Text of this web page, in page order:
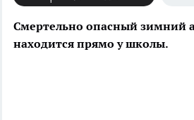
Смертельно опасный зимний
находится прямо у школы.